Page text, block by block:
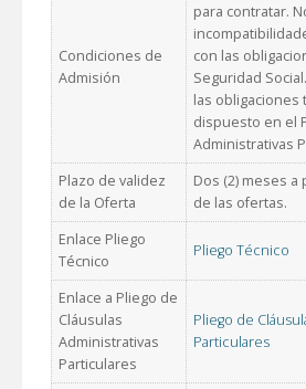
Condiciones de
Admisión
para contratar.
con las
Seguridad
las obligaciones
dispuesto en el
Administrativas
Plazo de validez
de la Oferta
Dos (2) meses
de las ofertas.
Enlace Pliego
Técnico
Pliego Técnico
Enlace a Pliego de
Cláusulas
Administrativas
Particulares
Pliego de
Particulares